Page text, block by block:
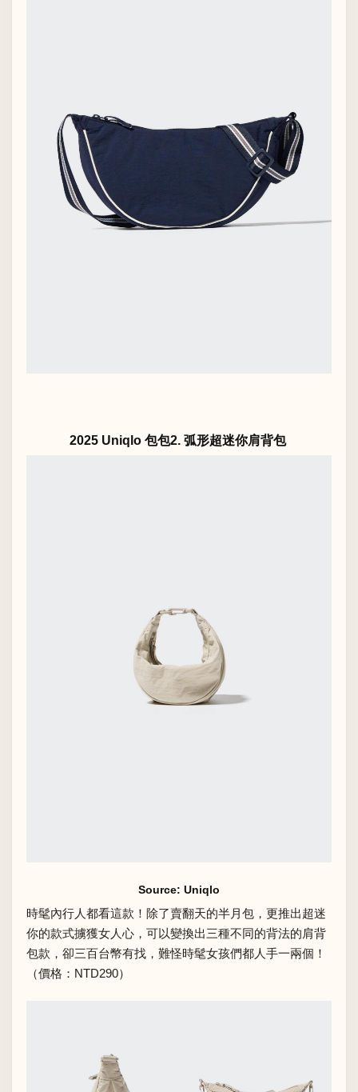
2025 Uniqlo 包包2. 弧形超迷你肩背包
Source: Uniqlo
時髦內行人都看這款！除了賣翻天的半月包，更推出超迷
你的款式擄獲女人心，可以變換出三種不同的背法的肩背
包款，卻三百台幣有找，難怪時髦女孩們都人手一兩個！
（價格：NTD290）